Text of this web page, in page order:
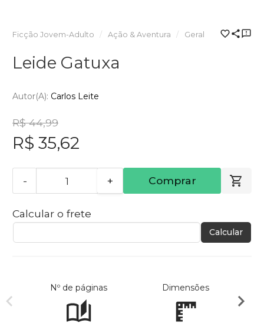
Ficção Jovem-Adulto Ação & Aventura Geral
Leide Gatuxa
Autor(a): Carlos Leite
R$ 44,99
R$ 35,62
- + Comprar
Calcular o frete
Calcular
Nº de páginas Dimensões